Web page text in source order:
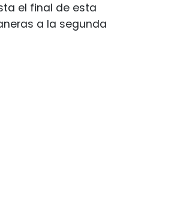
el final de esta
a la segunda